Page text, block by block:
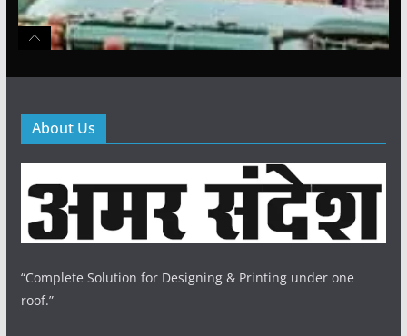
About Us
“Complete Solution for Designing & Printing under one
roof.”